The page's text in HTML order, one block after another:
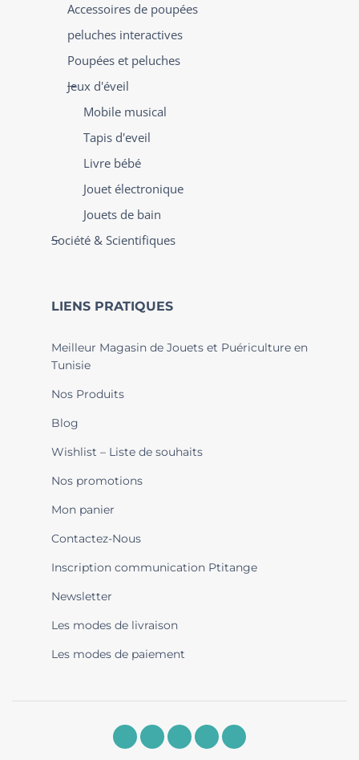
Accessoires de poupées
peluches interactives
Poupées et peluches
Jeux d'éveil
Mobile musical
Tapis d'eveil
Livre bébé
Jouet électronique
Jouets de bain
Société & Scientifiques
LIENS PRATIQUES
Meilleur Magasin de Jouets et Puériculture en
Tunisie
Nos Produits
Blog
Wishlist – Liste de souhaits
Nos promotions
Mon panier
Contactez-Nous
Inscription communication Ptitange
Newsletter
Les modes de livraison
Les modes de paiement